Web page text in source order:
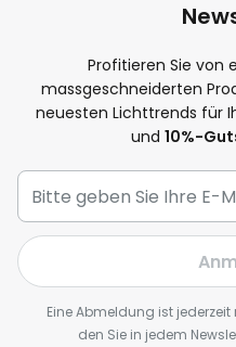
Profitieren Sie von
massgeschneiderten
neuesten Lichttrends für
und 10%-
Eine Abmeldung ist
den Sie in jedem